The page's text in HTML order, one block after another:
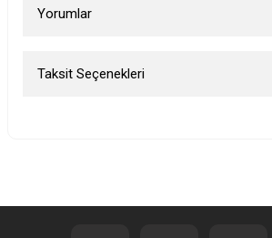
Yorumlar
Taksit Seçenekleri